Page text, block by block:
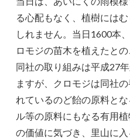
る心配もなく、植樹には
しれません。当日1600本
ロモジの苗木を植えたとの
同社の取り組みは平成27
ますが、クロモジは同社
れているのど飴の原料と
ル等の原料にもなる有用
の価値に気づき、里山に